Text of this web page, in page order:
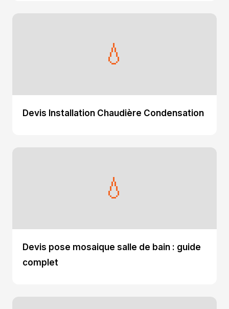
💧
Devis Installation Chaudière Condensation
💧
Devis pose mosaique salle de bain : guide
complet